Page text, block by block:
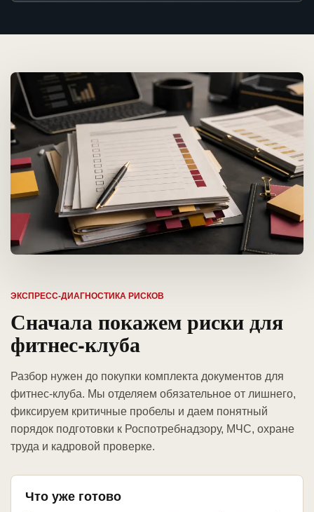
ЭКСПРЕСС-ДИАГНОСТИКА РИСКОВ
Сначала покажем риски для
фитнес-клуба
Разбор нужен до покупки комплекта документов для
фитнес-клуба. Мы отделяем обязательное от лишнего,
фиксируем критичные пробелы и даем понятный
порядок подготовки к Роспотребнадзору, МЧС, охране
труда и кадровой проверке.
Что уже готово